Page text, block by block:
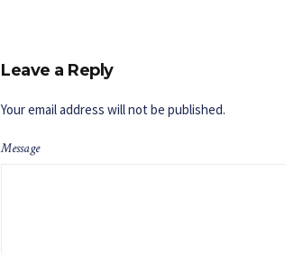
Leave a Reply
Your email address will not be published.
Message